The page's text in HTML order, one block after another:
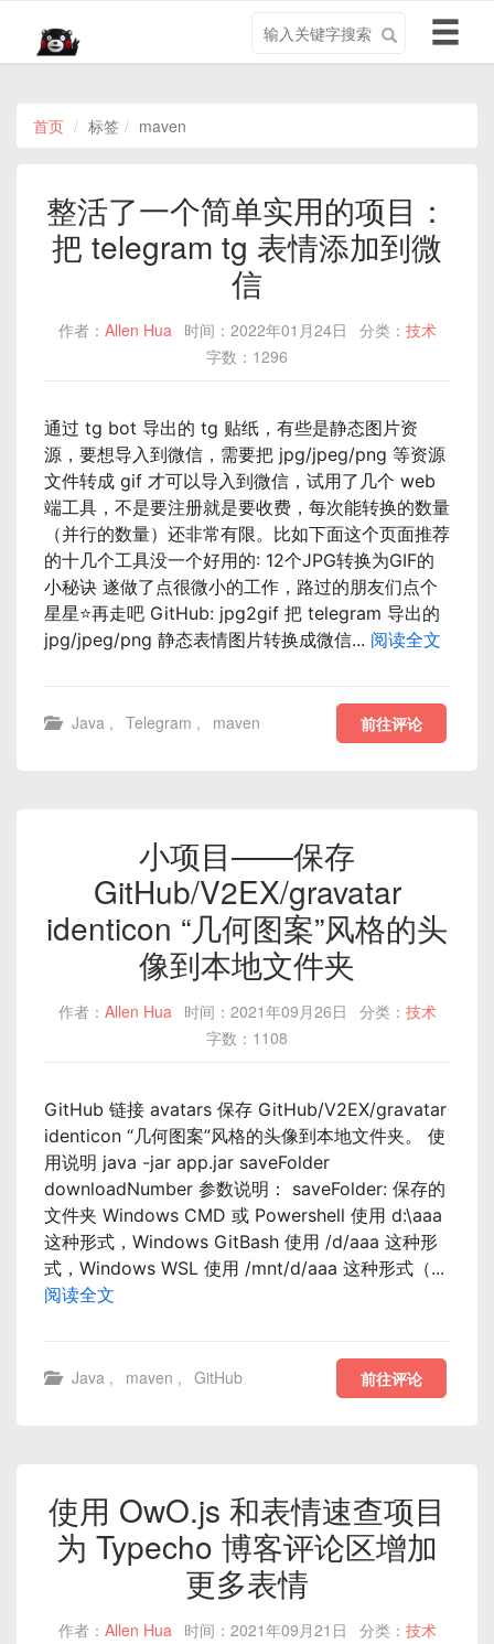
关
导
航
切
首页
标签 maven
整活了一个简单实用的项目：
把 telegram tg 表情添加到微
信
作者： Allen Hua 时间：2022年01月24日 分类： 技术
字数：1296
通过 tg bot 导出的 tg 贴纸，有些是静态图片资
源，要想导入到微信，需要把 jpg/jpeg/png 等资源
文件转成 gif 才可以导入到微信，试用了几个 web
端工具，不是要注册就是要收费，每次能转换的数量
（并行的数量）还非常有限。比如下面这个页面推荐
的十几个工具没一个好用的: 12个JPG转换为GIF的
小秘诀 遂做了点很微小的工作，路过的朋友们点个
星星⭐️️再走吧 GitHub: jpg2gif 把 telegram 导出的
jpg/jpeg/png 静态表情图片转换成微信... 阅读全文
Java , Telegram , maven 前往评论
小项目——保存
GitHub/V2EX/gravatar
identicon “几何图案”风格的头
像到本地文件夹
作者： Allen Hua 时间：2021年09月26日 分类： 技术
字数：1108
GitHub 链接 avatars 保存 GitHub/V2EX/gravatar
identicon “几何图案”风格的头像到本地文件夹。 使
用说明 java -jar app.jar saveFolder
downloadNumber 参数说明： saveFolder: 保存的
文件夹 Windows CMD 或 Powershell 使用 d:\aaa
这种形式，Windows GitBash 使用 /d/aaa 这种形
式，Windows WSL 使用 /mnt/d/aaa 这种形式（...
阅读全文
Java , maven , GitHub 前往评论
使用 OwO.js 和表情速查项目
为 Typecho 博客评论区增加
更多表情
作者： Allen Hua 时间：2021年09月21日 分类： 技术